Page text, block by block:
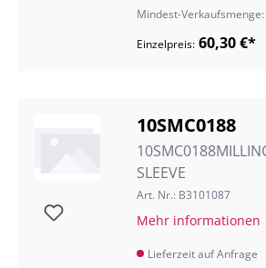
Mindest-Verkaufsmenge:
Einzelpreis: 60,30 €*
10SMC0188
SLEEVE
Art. Nr.: B3101087
Mehr informationen
Lieferzeit auf Anfrage